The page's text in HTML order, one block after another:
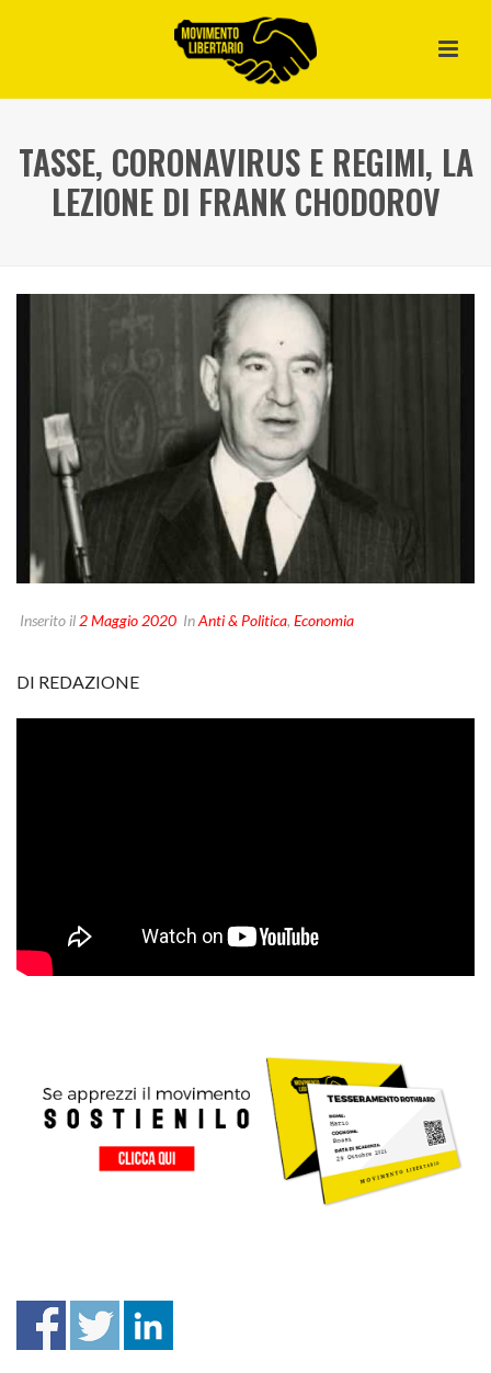
TASSE, CORONAVIRUS E REGIMI, LA
LEZIONE DI FRANK CHODOROV
Inserito il 2 Maggio 2020 InAnti & Politica, Economia
DI REDAZIONE